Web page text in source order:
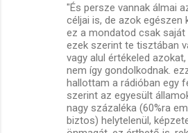
"És persze vannak álmai
céljai is, de azok egészen
ez a mondatod csak
ezek szerint te tisztában
vagy alul értékeled
nem így gondolkodnak.
hallottam a rádióban egy
szerint az egyesült
nagy százaléka (60%ra
biztos) helytelenül,